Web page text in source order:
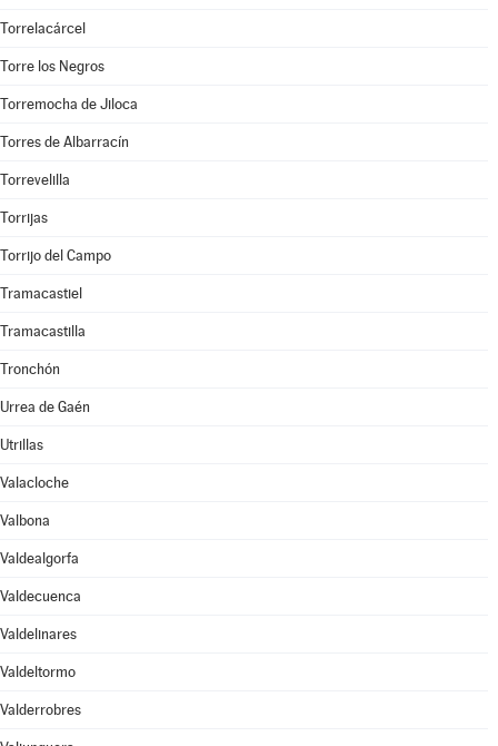
Torrelacárcel
Torre los Negros
Torremocha de Jiloca
Torres de Albarracín
Torrevelilla
Torrijas
Torrijo del Campo
Tramacastiel
Tramacastilla
Tronchón
Urrea de Gaén
Utrillas
Valacloche
Valbona
Valdealgorfa
Valdecuenca
Valdelinares
Valdeltormo
Valderrobres